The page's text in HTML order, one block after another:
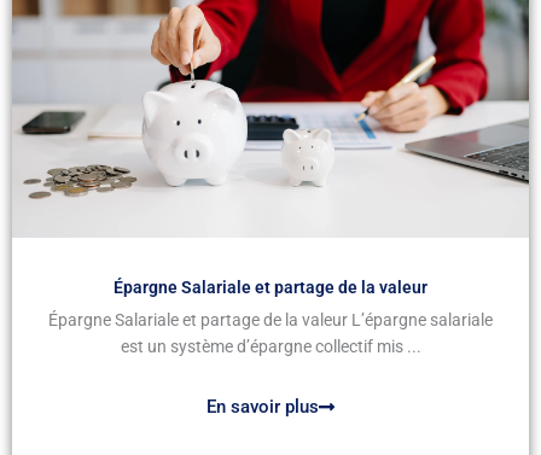
Épargne Salariale et partage de la valeur
Épargne Salariale et partage de la valeur L’épargne salariale
est un système d’épargne collectif mis ...
En savoir plus